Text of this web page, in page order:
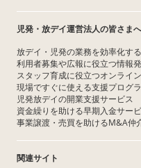
児発・放デイ運営法人の皆さまへ
放デイ・児発の業務を効率化す
利用者募集や広報に役立つ情報
スタッフ育成に役立つオンライ
現場ですぐに使える支援プログ
児発放デイの開業支援サービス
資金繰りを助ける早期入金サー
事業譲渡・売買を助けるM&A仲
関連サイト